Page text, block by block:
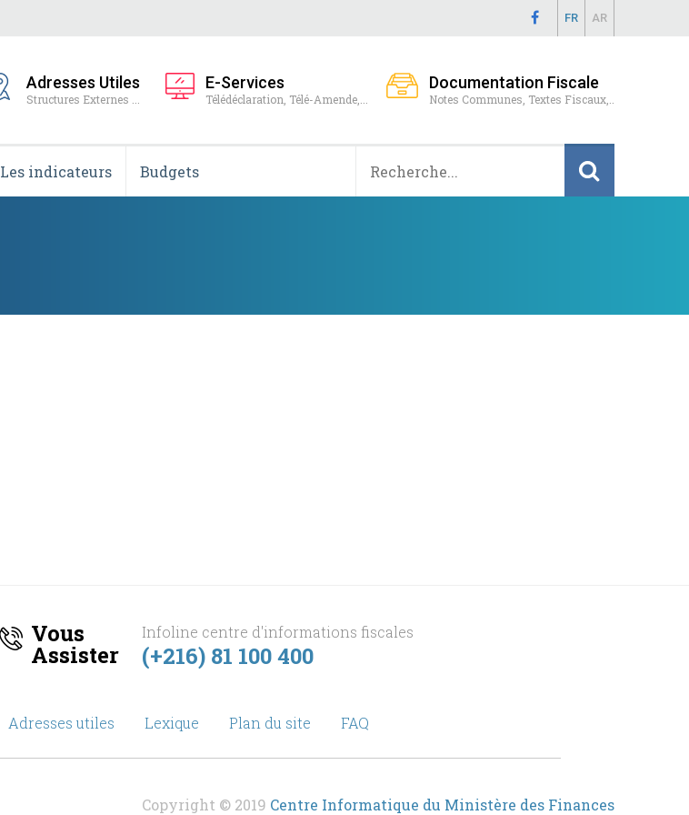
FR AR
Adresses Utiles
Structures Externes ...
E-Services
Télédéclaration, Télé-Amende,...
Documentation Fiscale
Notes Communes, Textes Fiscaux,..
Les indicateurs Budgets
Vous
Assister
Infoline centre d'informations fiscales
(+216) 81 100 400
Adresses utiles Lexique Plan du site FAQ
Copyright © 2019 Centre Informatique du Ministère des Finances